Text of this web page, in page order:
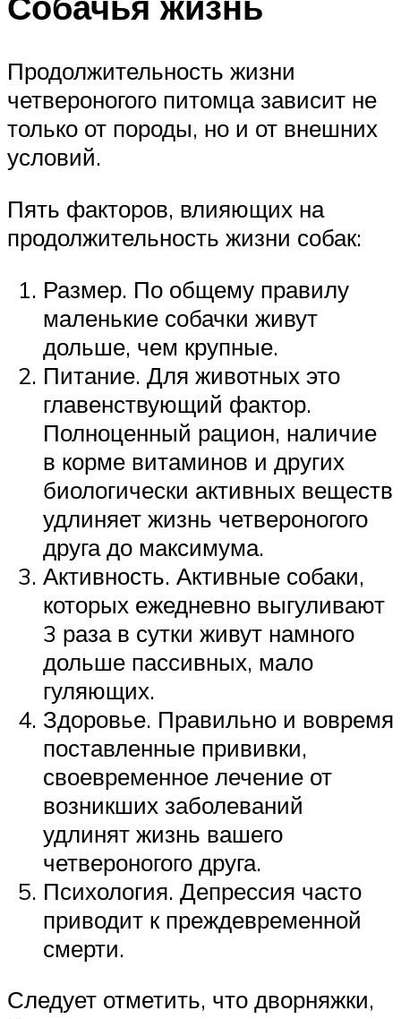
Продолжительность жизни
четвероногого питомца зависит не
только от породы, но и от внешних
условий.
Пять факторов, влияющих на
продолжительность жизни собак:
Размер. По общему правилу
маленькие собачки живут
дольше, чем крупные.
Питание. Для животных это
главенствующий фактор.
Полноценный рацион, наличие
в корме витаминов и других
биологически активных веществ
удлиняет жизнь четвероногого
друга до максимума.
Активность. Активные собаки,
которых ежедневно выгуливают
3 раза в сутки живут намного
дольше пассивных, мало
гуляющих.
Здоровье. Правильно и вовремя
поставленные прививки,
своевременное лечение от
возникших заболеваний
удлинят жизнь вашего
четвероногого друга.
Психология. Депрессия часто
приводит к преждевременной
смерти.
Следует отметить, что дворняжки,